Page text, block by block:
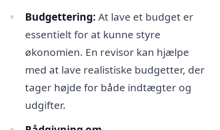
Budgettering: At lave et budget er
essentielt for at kunne styre
økonomien. En revisor kan hjælpe
med at lave realistiske budgetter, der
tager højde for både indtægter og
udgifter.